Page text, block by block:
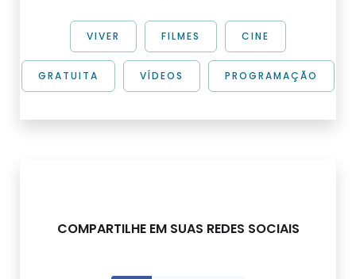
VIVER FILMES CINE
GRATUITA VÍDEOS PROGRAMAÇÃO
COMPARTILHE EM SUAS REDES SOCIAIS